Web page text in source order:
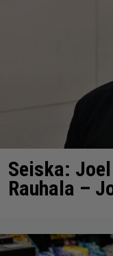
Seiska:
Rauhala –